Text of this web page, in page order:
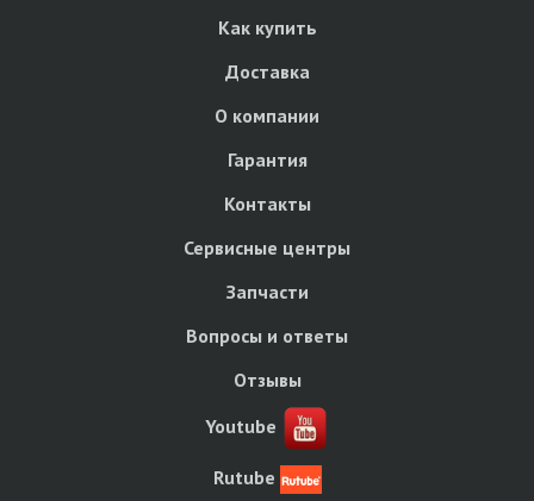
Как купить
Доставка
О компании
Гарантия
Контакты
Сервисные центры
Запчасти
Вопросы и ответы
Отзывы
Youtube
Rutube